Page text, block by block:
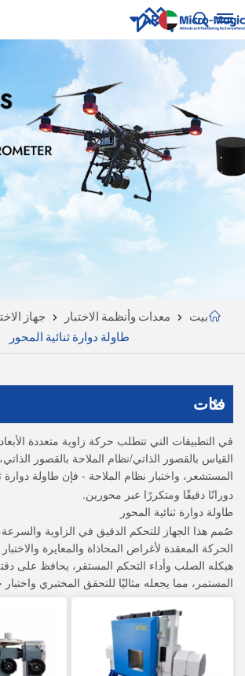
AR
English
русский
Español
Português
بالعربية
CN
بيت جهاز
معدات وأنظمة الاختبار
طاولة دوارة ثنائية المحور
فئات
في التطبيقات التي تتطلب حركة زاوية متعددة
القياس بالقصور الذاتي/نظام الملاحة بالقصور
المستشعر، واختبار نظام الملاحة - فإن طاولة دوارة
دورانًا دقيقًا ومتكررًا عبر محورين.
طاولة دوارة ثنائية المحور
صُمم هذا الجهاز للتحكم الدقيق في الزاوية
الحركة المعقدة لأغراض المحاذاة والمعايرة
هيكله الصلب وأداء التحكم المستقر، يحافظ على
المستمر، مما يجعله مثاليًا للتحقق المختبري